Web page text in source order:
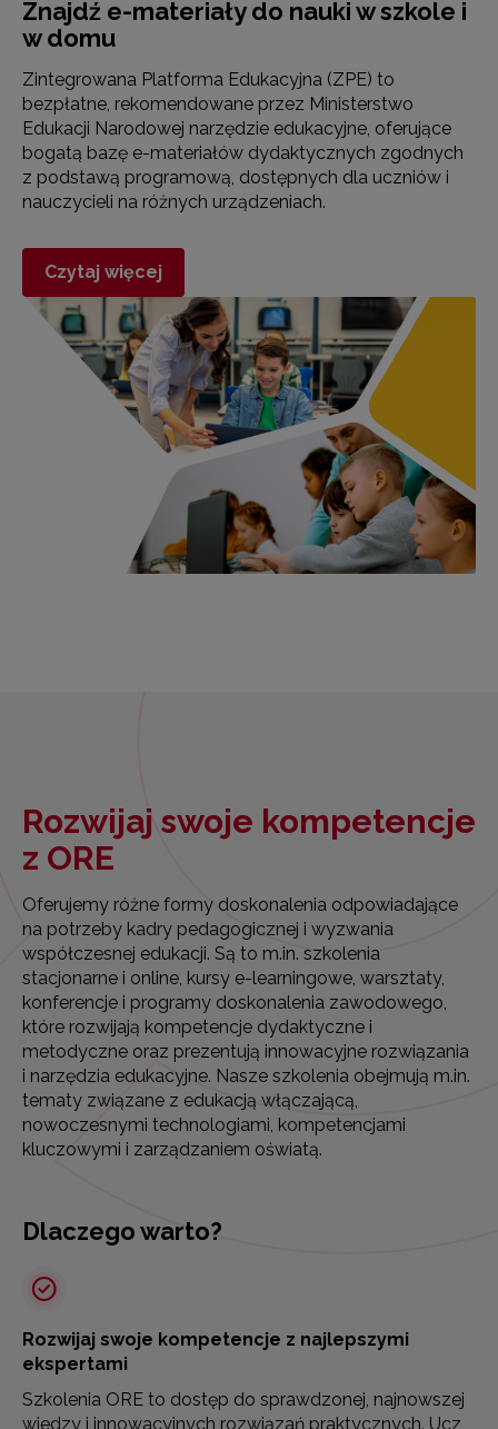
Znajdź e-materiały do nauki w szkole i
w domu
Zintegrowana Platforma Edukacyjna (ZPE) to
bezpłatne, rekomendowane przez Ministerstwo
Edukacji Narodowej narzędzie edukacyjne, oferujące
bogatą bazę e-materiałów dydaktycznych zgodnych
z podstawą programową, dostępnych dla uczniów i
nauczycieli na różnych urządzeniach.
Czytaj więcej
Rozwijaj swoje kompetencje
z ORE
Oferujemy różne formy doskonalenia odpowiadające
na potrzeby kadry pedagogicznej i wyzwania
współczesnej edukacji. Są to m.in. szkolenia
stacjonarne i online, kursy e-learningowe, warsztaty,
konferencje i programy doskonalenia zawodowego,
które rozwijają kompetencje dydaktyczne i
metodyczne oraz prezentują innowacyjne rozwiązania
i narzędzia edukacyjne. Nasze szkolenia obejmują m.in.
tematy związane z edukacją włączającą,
nowoczesnymi technologiami, kompetencjami
kluczowymi i zarządzaniem oświatą.
Dlaczego warto?
Rozwijaj swoje kompetencje z najlepszymi
ekspertami
Szkolenia ORE to dostęp do sprawdzonej, najnowszej
wiedzy i innowacyjnych rozwiązań praktycznych. Ucz